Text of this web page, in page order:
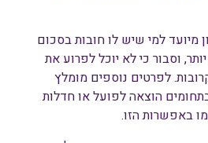
מיועד למי שיש לו חובות בסכום
שקל או יותר, וסבור כי לא יוכל לפרוע את
השנים הקרובות. לפרטים נוספים מומלץ
הוצאה לפועל או חדלות
באפשרות הזו.